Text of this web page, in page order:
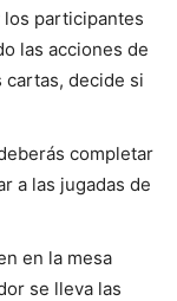
los participantes
las acciones de
cartas, decide si
completar
a las jugadas de
en la mesa
se lleva las